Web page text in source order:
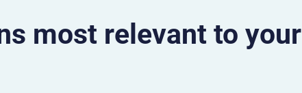
most relevant to your